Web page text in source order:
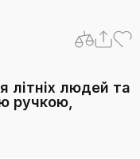
літніх людей та
ручкою,